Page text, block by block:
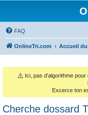
FAQ
OnlineTri.com Accueil
⚠️ Ici, pas d'algorithme
Excerce ton
Cherche dossard